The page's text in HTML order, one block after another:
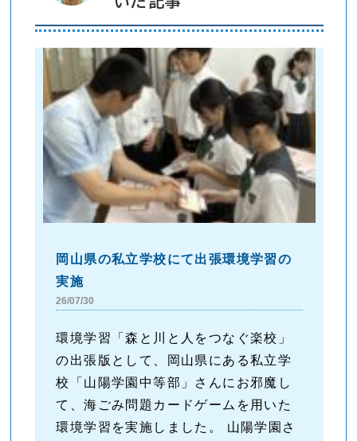
岡山県の私立学校にて出張環境学習の
実施
26/07/30
環境学習「森と川と人をつなぐ楽校」
の出張版として、岡山県にある私立学
校「山陽学園中等部」さんにお邪魔し
て、海ごみ問題カードゲームを用いた
環境学習を実施しました。 山陽学園さ